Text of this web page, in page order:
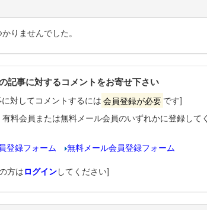
りませんでした。
記事に対するコメントをお寄せ下さい
対してコメントするには 会員登録が必要 です]
料会員または無料メール会員のいずれかに登録して
登録フォーム
無料メール会員登録フォーム
方はログインしてください]